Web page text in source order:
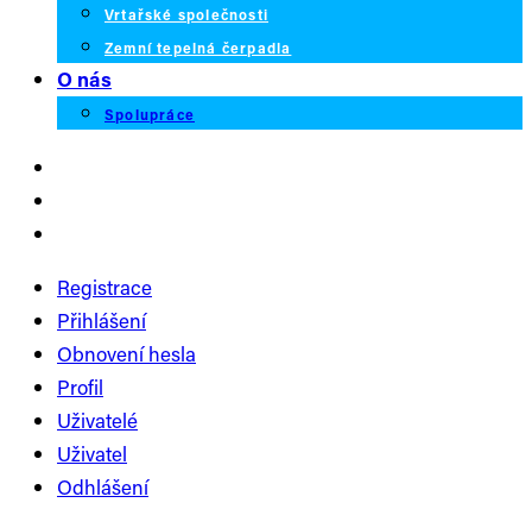
Vrtařské společnosti
Zemní tepelná čerpadla
O nás
Spolupráce
Registrace
Přihlášení
Obnovení hesla
Profil
Uživatelé
Uživatel
Odhlášení